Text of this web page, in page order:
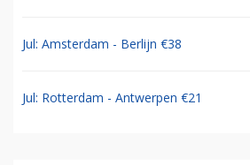
Jul: Amsterdam - Berlijn €38
Jul: Rotterdam - Antwerpen €21